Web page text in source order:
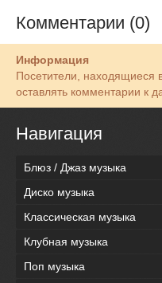
Комментарии (0)
Информация
Посетители, находящиеся
оставлять комментарии к
Навигация
Блюз / Джаз музыка
Диско музыка
Классическая музыка
Клубная музыка
Поп музыка